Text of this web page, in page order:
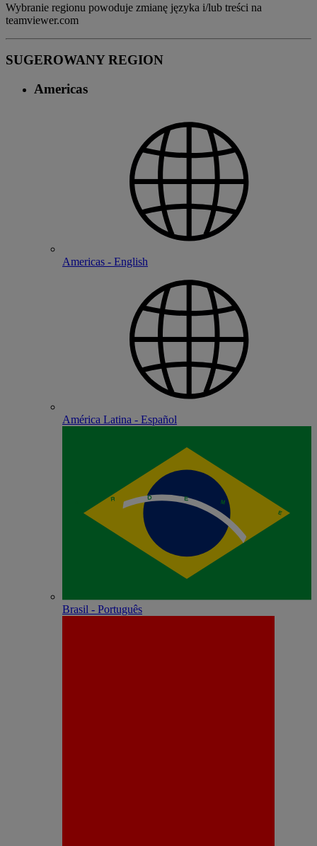
Wybranie regionu powoduje zmianę języka i/lub treści na
teamviewer.com
SUGEROWANY REGION
Americas
Americas - English
América Latina - Español
Brasil - Português